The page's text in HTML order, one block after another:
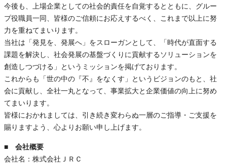
今後も、上場企業としての社会的責任を自覚するとともに、グルー
プ役職員一同、皆様のご信頼にお応えするべく、これまで以上に努
力を重ねてまいります。
当社は「発見を、発展へ」をスローガンとして、「時代が直面する
課題を解決し、社会発展の基盤づくりに貢献するソリューションを
創造しつづける」というミッションを掲げております。
これからも「世の中の『不』をなくす」というビジョンのもと、社
会に貢献し、全社一丸となって、事業拡大と企業価値の向上に努め
てまいります。
皆様におかれましては、引き続き変わらぬ一層のご指導・ご支援を
賜りますよう、心よりお願い申し上げます。
■ 会社概要
会社名：株式会社ＪＲＣ